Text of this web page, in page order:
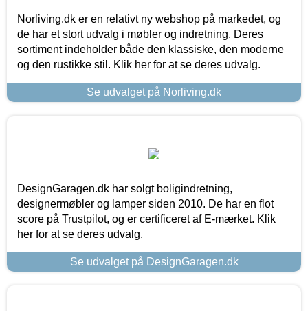
Norliving.dk er en relativt ny webshop på markedet, og
de har et stort udvalg i møbler og indretning. Deres
sortiment indeholder både den klassiske, den moderne
og den rustikke stil. Klik her for at se deres udvalg.
Se udvalget på Norliving.dk
DesignGaragen.dk har solgt boligindretning,
designermøbler og lamper siden 2010. De har en flot
score på Trustpilot, og er certificeret af E-mærket. Klik
her for at se deres udvalg.
Se udvalget på DesignGaragen.dk